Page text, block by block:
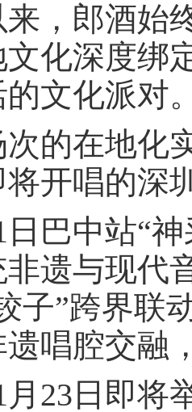
郎酒始终
化深度绑
文化派对
在地化实
将开唱的深
中站“神
非遗与现
子”跨界联
唱腔交融
日即将举